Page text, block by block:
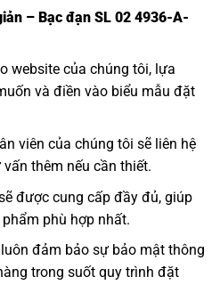
– Bạc đạn SL 02 4936-A-
website của chúng tôi, lựa
và điền vào biểu mẫu đặt
viên của chúng tôi sẽ liên hệ
thêm nếu cần thiết.
được cung cấp đầy đủ, giúp
phù hợp nhất.
đảm bảo sự bảo mật thông
trong suốt quy trình đặt